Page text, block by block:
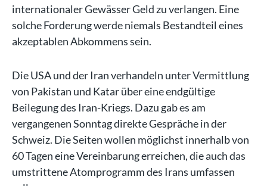
internationaler Gewässer Geld zu verlangen. Eine
solche Forderung werde niemals Bestandteil eines
akzeptablen Abkommens sein.
Die USA und der Iran verhandeln unter Vermittlung
von Pakistan und Katar über eine endgültige
Beilegung des Iran-Kriegs. Dazu gab es am
vergangenen Sonntag direkte Gespräche in der
Schweiz. Die Seiten wollen möglichst innerhalb von
60 Tagen eine Vereinbarung erreichen, die auch das
umstrittene Atomprogramm des Irans umfassen